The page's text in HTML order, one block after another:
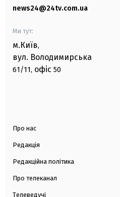
news24@24tv.com.ua
Ми тут:
м.Київ,
вул. Володимирська
61/11, офіс 50
Про нас
Редакція
Редакційна політика
Про телеканал
Телеведучі